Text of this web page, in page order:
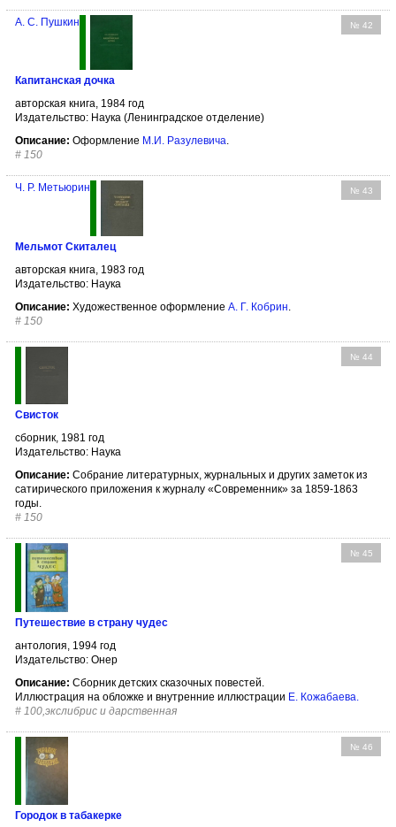
№ 42
А. С. Пушкин
Капитанская дочка
авторская книга, 1984 год
Издательство: Наука (Ленинградское отделение)
Описание: Оформление М.И. Разулевича.
# 150
№ 43
Ч. Р. Метьюрин
Мельмот Скиталец
авторская книга, 1983 год
Издательство: Наука
Описание: Художественное оформление А. Г. Кобрин.
# 150
№ 44
Свисток
сборник, 1981 год
Издательство: Наука
Описание: Собрание литературных, журнальных и других заметок из
сатирического приложения к журналу «Современник» за 1859-1863
годы.
# 150
№ 45
Путешествие в страну чудес
антология, 1994 год
Издательство: Онер
Описание: Сборник детских сказочных повестей.
Иллюстрация на обложке и внутренние иллюстрации Е. Кожабаева
# 100,экслибрис и дарственная
№ 46
Городок в табакерке